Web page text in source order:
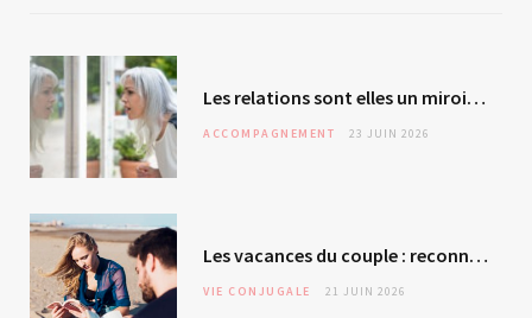
Les relations sont elles un miroir de soi ? L’autre – révélateur malgré lui ?
ACCOMPAGNEMENT 23 JUIN 2026
Les vacances du couple : reconnexion ou évitement silencieux ?
VIE CONJUGALE 21 JUIN 2026